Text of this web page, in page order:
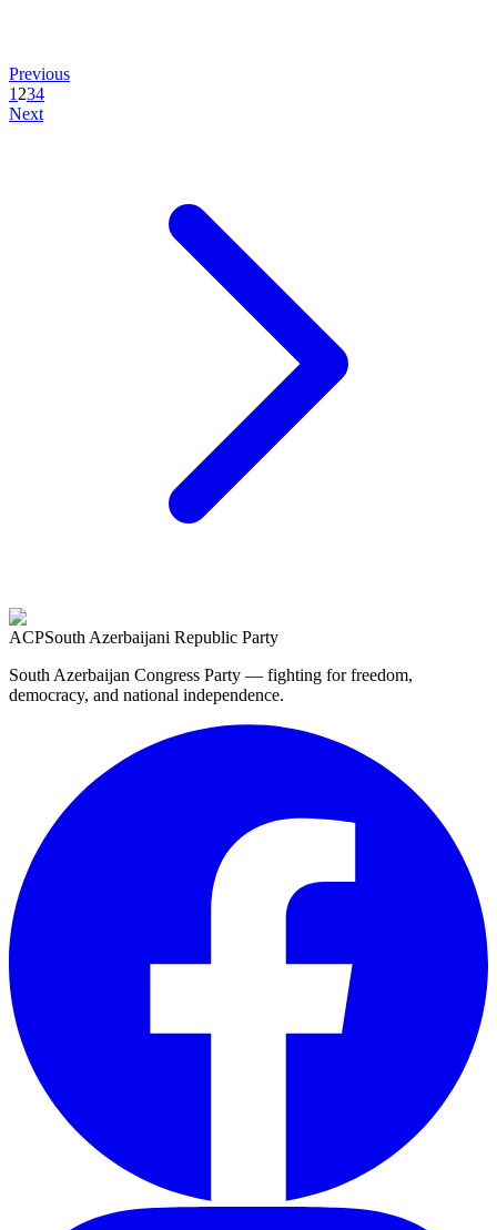
Previous
1 234
Next
ACPSouth Azerbaijani Republic Party
South Azerbaijan Congress Party — fighting for freedom,
democracy, and national independence.